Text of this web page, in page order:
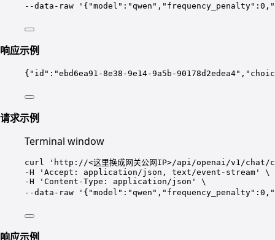
--data-raw
'
响应示例
{ "id" : "ebd6ea91-8e38-9e14-9a5b-90178d2edea4" ,
请求示例
Terminal window
curl ' http://<这里换成网关公网IP>/api/openai/v1/chat/
-H
' Accept: application/json, text/event-stream '
\
-H
' Content-Type: application/json '
\
--data-raw
'
响应示例